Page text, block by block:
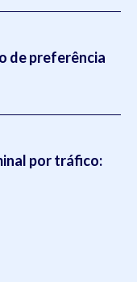
de preferência
por tráfico: